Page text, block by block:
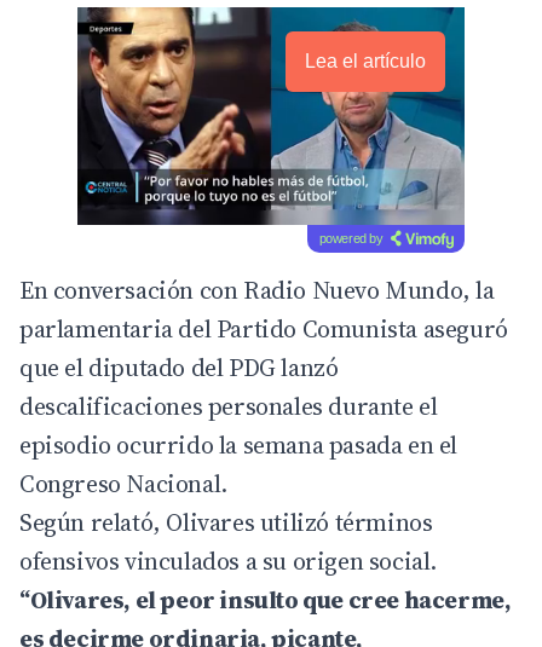
Lea el artículo
powered by
En conversación conRadio Nuevo Mundo, la
parlamentaria del Partido Comunista aseguró
que el diputado del PDG lanzó
descalificaciones personales durante el
episodio ocurrido la semana pasada en el
Congreso Nacional.
Según relató, Olivares utilizó términos
ofensivos vinculados a su origen social.
“Olivares, el peor insulto que cree hacerme,
es decirme ordinaria, picante,